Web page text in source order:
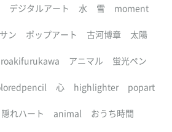
デジタルアート 水 雪 moment
ン ポップアート 古河博章 太陽
アニマル 蛍光ペン
心 highlighter popart
隠れハート animal おうち時間